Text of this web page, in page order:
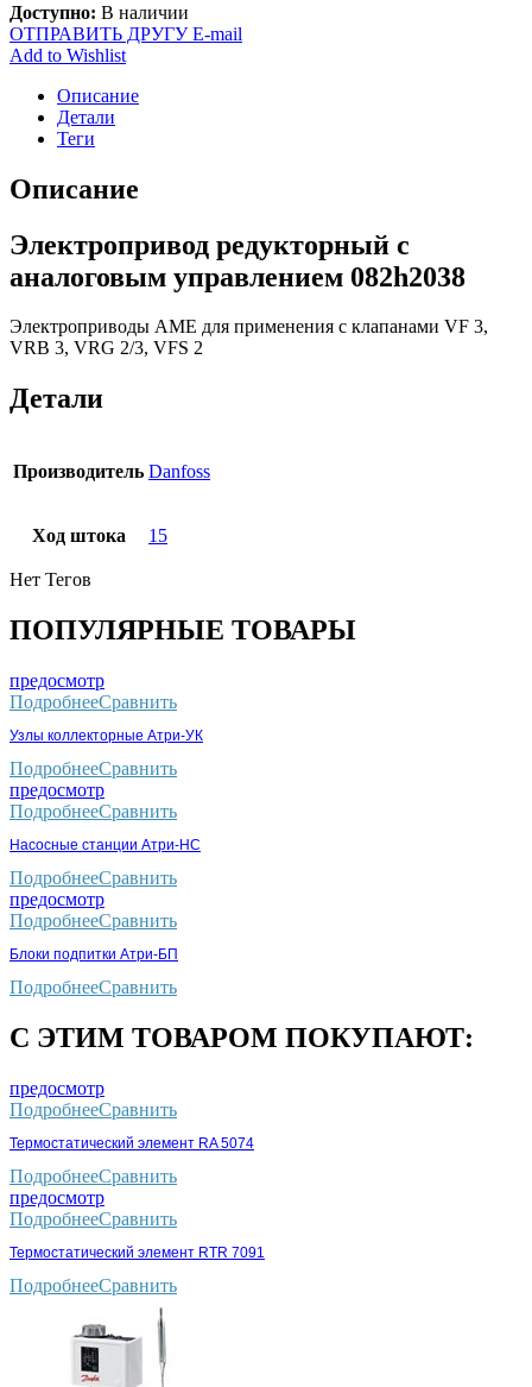
Доступно: В наличии
ОТПРАВИТЬ ДРУГУ E-mail
Add to Wishlist
Описание
Детали
Теги
Описание
Электропривод редукторный с
аналоговым управлением 082h2038
Электроприводы AME для применения с клапанами VF 3,
VRB 3, VRG 2/3, VFS 2
Детали
Производитель Danfoss
Ход штока 15
Нет Тегов
ПОПУЛЯРНЫЕ ТОВАРЫ
предосмотр
ПодробнееСравнить
Узлы коллекторные Атри-УК
ПодробнееСравнить
предосмотр
ПодробнееСравнить
Насосные станции Атри-НС
ПодробнееСравнить
предосмотр
ПодробнееСравнить
Блоки подпитки Атри-БП
ПодробнееСравнить
С ЭТИМ ТОВАРОМ ПОКУПАЮТ:
предосмотр
ПодробнееСравнить
Термостатический элемент RA 5074
ПодробнееСравнить
предосмотр
ПодробнееСравнить
Термостатический элемент RTR 7091
ПодробнееСравнить